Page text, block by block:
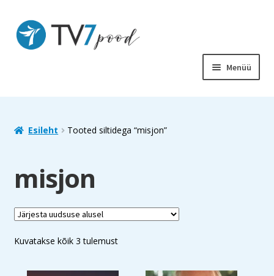
Liigu
navigeerimisele
Liigu
sisu
juurde
Menüü
RAAMATUD
Esileht Tooted siltidega “misjon”
misjon
Kuvatakse kõik 3 tulemustSorted